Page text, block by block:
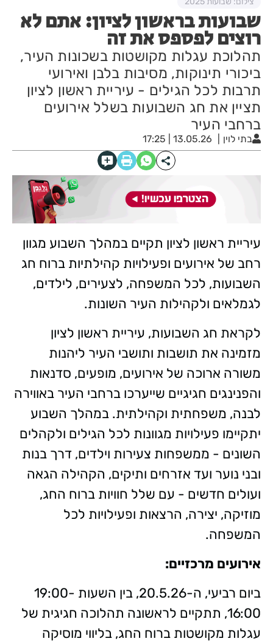
שבועות בראשון לציון: אתם לא
רוצים לפספס את זה
תהלוכת עגלות מקושטות בשכונות העיר,
ביכורי תינוקות, מסיבות בלבן ואירועי
תרבות לכל הגילים - עיריית ראשון לציון
תציין את חג השבועות בשלל אירועים
ברחבי העיר
בתי לוין 13.05.26 | 17:25
עיריית ראשון לציון תקיים במהלך השבוע מגוון
רחב של אירועים ופעילויות קהילתיות ברוח חג
השבועות, לכל המשפחה, לצעירים, לילדים,
לגמלאים ולקהילות העיר השונות.
לקראת חג השבועות, עיריית ראשון לציון
מזמינה את תושבות ותושבי העיר ליהנות
משורה ארוכה של אירועים, מופעים, סדנאות
והפנינגים חגיגיים שייערכו ברחבי העיר באווירה
לבנה, משפחתית וקהילתית. במהלך השבוע
יתקיימו פעילויות מגוונות לכל הגילים ולקהלים
השונים - ממשפחות צעירות וילדים, דרך בנות
ובני נוער ועד אזרחים ותיקים, הקהילה הגאה
ועולים חדשים - עם שלל חוויות ברוח החג,
מוזיקה, יצירה, הרצאות ופעילויות לכל
המשפחה.
אירועים מרכזיים:
ביום רביעי, ה-20.5.26, בין השעות 19:00-
16:00, תתקיים לראשונה תהלוכה חגיגית של
עגלות מקושטות ברוח החג, בליווי מוסיקה